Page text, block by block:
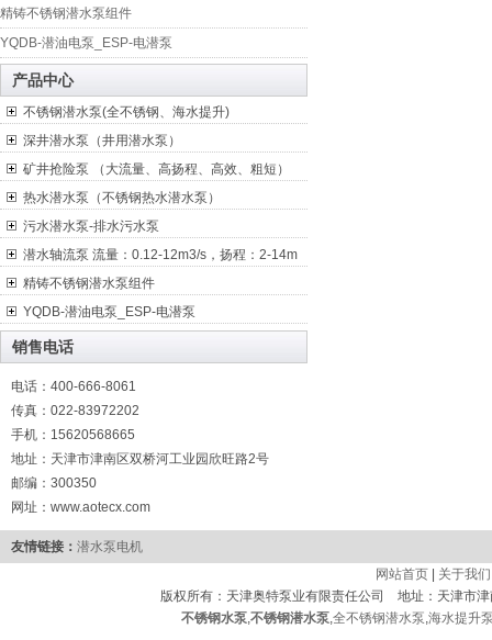
精铸不锈钢潜水泵组件
YQDB-潜油电泵_ESP-电潜泵
产品中心
不锈钢潜水泵(全不锈钢、海水提升)
深井潜水泵（井用潜水泵）
矿井抢险泵 （大流量、高扬程、高效、粗短）
热水潜水泵（不锈钢热水潜水泵）
污水潜水泵-排水污水泵
潜水轴流泵 流量：0.12-12m3/s，扬程：2-14m
精铸不锈钢潜水泵组件
YQDB-潜油电泵_ESP-电潜泵
销售电话
电话：400-666-8061
传真：022-83972202
手机：15620568665
地址：天津市津南区双桥河工业园欣旺路2号
邮编：300350
网址：www.aotecx.com
友情链接： 潜水泵电机
网站首页| 关于我们
版权所有：天津奥特泵业有限责任公司 地址：天津市
不锈钢水泵,不锈钢潜水泵,全不锈钢潜水泵,海水提升